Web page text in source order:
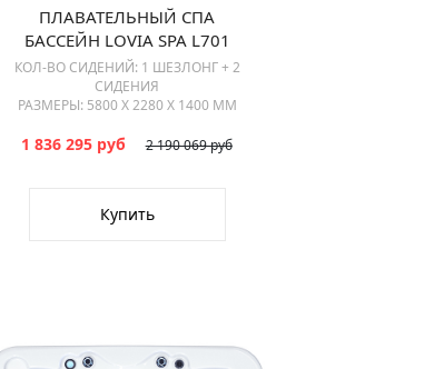
ПЛАВАТЕЛЬНЫЙ СПА
БАССЕЙН LOVIA SPA L701
КОЛ-ВО СИДЕНИЙ: 1 ШЕЗЛОНГ + 2
СИДЕНИЯ
РАЗМЕРЫ: 5800 Х 2280 Х 1400 ММ
2 190 069 руб
1 836 295 руб
Купить